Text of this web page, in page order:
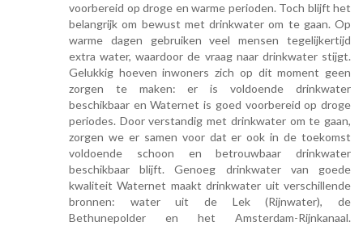
voorbereid op droge en warme perioden. Toch blijft het
belangrijk om bewust met drinkwater om te gaan. Op
warme dagen gebruiken veel mensen tegelijkertijd
extra water, waardoor de vraag naar drinkwater stijgt.
Gelukkig hoeven inwoners zich op dit moment geen
zorgen te maken: er is voldoende drinkwater
beschikbaar en Waternet is goed voorbereid op droge
periodes. Door verstandig met drinkwater om te gaan,
zorgen we er samen voor dat er ook in de toekomst
voldoende schoon en betrouwbaar drinkwater
beschikbaar blijft. Genoeg drinkwater van goede
kwaliteit Waternet maakt drinkwater uit verschillende
bronnen: water uit de Lek (Rijnwater), de
Bethunepolder en het Amsterdam-Rijnkanaal.